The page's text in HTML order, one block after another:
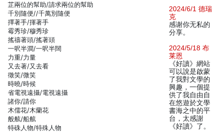
芷兩位的幫助/請求兩位的幫助
千別隨便//千萬別隨便
擇著手/揮著手
霉秀珍/穆秀珍
搖禱著頭/搖著頭
一呎半澗/一呎半闊
力重/力量
又去著/又去看
徵笑/微笑
時曉/時候
省電視遠攝/電視遠攝
諸你/請你
木儒花/木蘭花
般舷/船舷
特硃人物/特殊人物
2024/6/1 德瑞
克
感谢你无私的
分享。
2024/5/18 布
莱恩
《好讀》網站
可以說是啟蒙
了我對文學的
興趣，一個提
供了我自由自
在悠遊於文學
書海之中的平
台，太感謝
《好讀》了。